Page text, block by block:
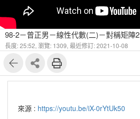
98-2－曾正男－線性代數(二)－對稱矩陣2
長度: 25:52, 瀏覽: 1309, 最近修訂: 2021-10-08
來源 : https://youtu.be/iX-0rYtUk50